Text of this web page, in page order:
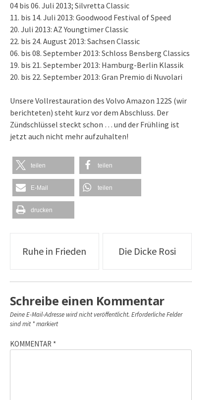
04 bis 06. Juli 2013; Silvretta Classic
11. bis 14. Juli 2013: Goodwood Festival of Speed
20. Juli 2013: AZ Youngtimer Classic
22. bis 24. August 2013: Sachsen Classic
06. bis 08. September 2013: Schloss Bensberg Classics
19. bis 21. September 2013: Hamburg-Berlin Klassik
20. bis 22. September 2013: Gran Premio di Nuvolari
Unsere Vollrestauration des Volvo Amazon 122S (wir
berichteten) steht kurz vor dem Abschluss. Der
Zündschlüssel steckt schon … und der Frühling ist
jetzt auch nicht mehr aufzuhalten!
teilen teilen
E-Mail teilen
drucken
Artikel-
Navigation
Ruhe in Frieden Die Dicke Rosi
Schreibe einen Kommentar
Deine E-Mail-Adresse wird nicht veröffentlicht. Erforderliche Felder
sind mit*markiert
KOMMENTAR *